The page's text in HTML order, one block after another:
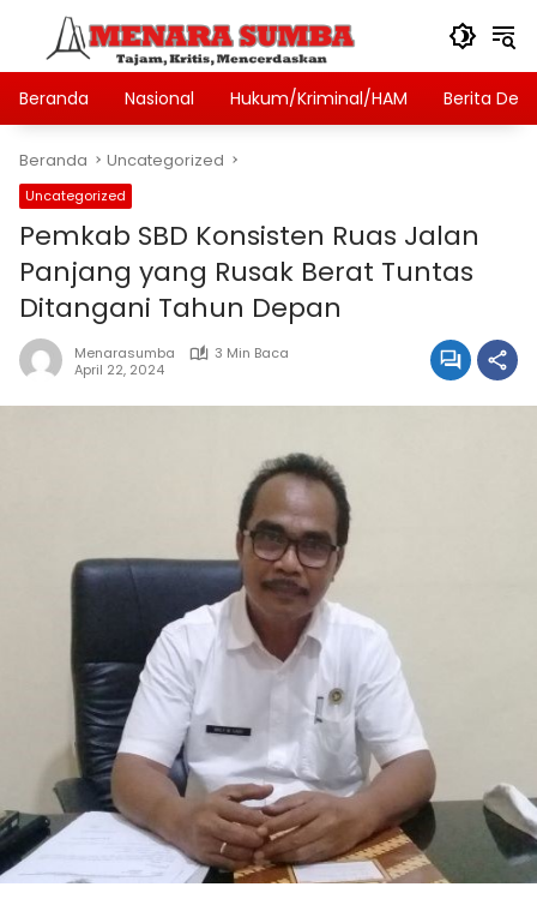
Langsung
konten
Beranda
Nasional Hukum/Kriminal/HAM Berita Desa
Beranda Uncategorized
Uncategorized
Pemkab SBD Konsisten Ruas Jalan
Panjang yang Rusak Berat Tuntas
Ditangani Tahun Depan
Menarasumba
3 Min Baca
April 22, 2024